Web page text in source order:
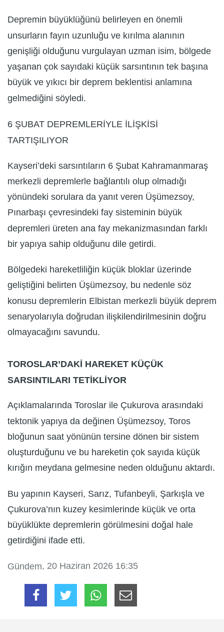
Depremin büyüklüğünü belirleyen en önemli
unsurların fayın uzunluğu ve kırılma alanının
genişliği olduğunu vurgulayan uzman isim, bölgede
yaşanan çok sayıdaki küçük sarsıntının tek başına
büyük ve yıkıcı bir deprem beklentisi anlamına
gelmediğini söyledi.
6 ŞUBAT DEPREMLERİYLE İLİŞKİSİ
TARTIŞILIYOR
Kayseri’deki sarsıntıların 6 Şubat Kahramanmaraş
merkezli depremlerle bağlantılı olup olmadığı
yönündeki sorulara da yanıt veren Üşümezsoy,
Pınarbaşı çevresindeki fay sisteminin büyük
depremleri üreten ana fay mekanizmasından farklı
bir yapıya sahip olduğunu dile getirdi.
Bölgedeki hareketliliğin küçük bloklar üzerinde
geliştiğini belirten Üşümezsoy, bu nedenle söz
konusu depremlerin Elbistan merkezli büyük deprem
senaryolarıyla doğrudan ilişkilendirilmesinin doğru
olmayacağını savundu.
TOROSLAR’DAKİ HAREKET KÜÇÜK
SARSINTILARI TETİKLİYOR
Açıklamalarında Toroslar ile Çukurova arasındaki
tektonik yapıya da değinen Üşümezsoy, Toros
bloğunun saat yönünün tersine dönen bir sistem
oluşturduğunu ve bu hareketin çok sayıda küçük
kırığın meydana gelmesine neden olduğunu aktardı.
Bu yapının Kayseri, Sarız, Tufanbeyli, Şarkışla ve
Çukurova’nın kuzey kesimlerinde küçük ve orta
büyüklükte depremlerin görülmesini doğal hale
getirdiğini ifade etti.
Gündem, 20 Haziran 2026 16:35